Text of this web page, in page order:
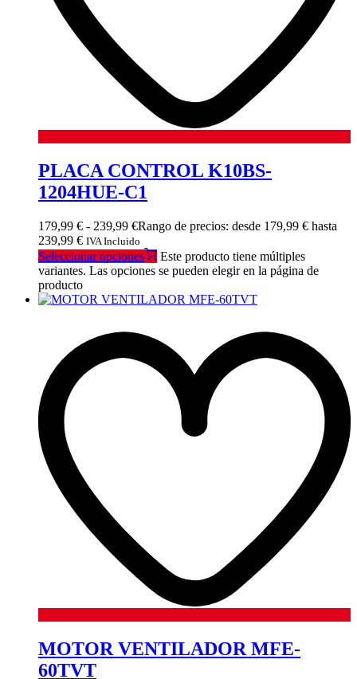
PLACA CONTROL K10BS-
1204HUE-C1
179,99 € - 239,99 €Rango de precios: desde 179,99 € hasta
239,99 € IVA Incluido
Seleccionar opciones
Este producto tiene múltiples
variantes. Las opciones se pueden elegir en la página de
producto
MOTOR VENTILADOR MFE-
60TVT